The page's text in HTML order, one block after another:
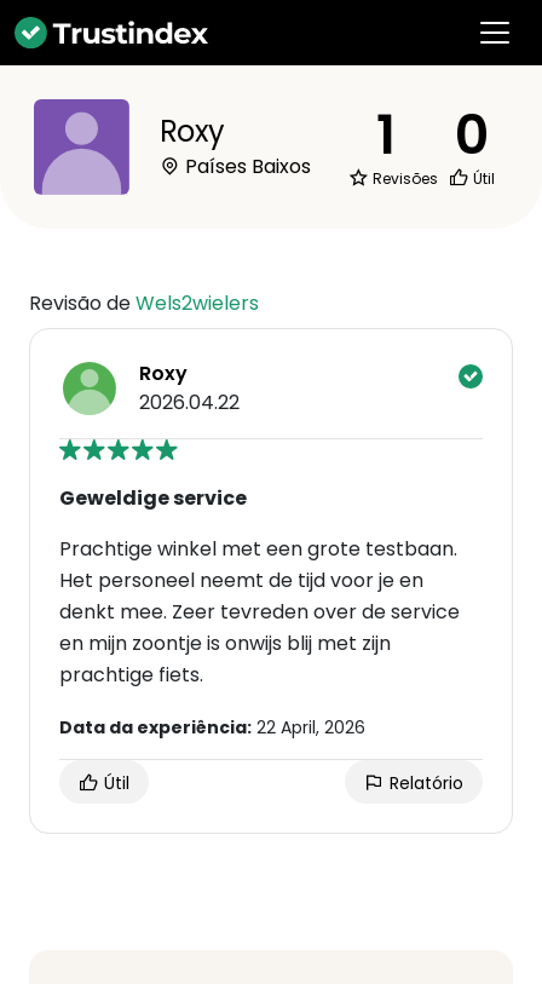
Roxy
Países Baixos 1
Revisões
0
Útil
Revisão deWels2wielers
Roxy
2026.04.22
Geweldige service
Prachtige winkel met een grote testbaan.
Het personeel neemt de tijd voor je en
denkt mee. Zeer tevreden over de service
en mijn zoontje is onwijs blij met zijn
prachtige fiets.
Data da experiência: 22 April, 2026
Útil Relatório